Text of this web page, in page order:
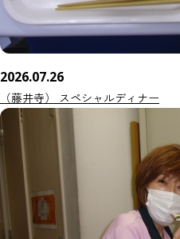
2026.07.26
（藤井寺） スペシャルディナー